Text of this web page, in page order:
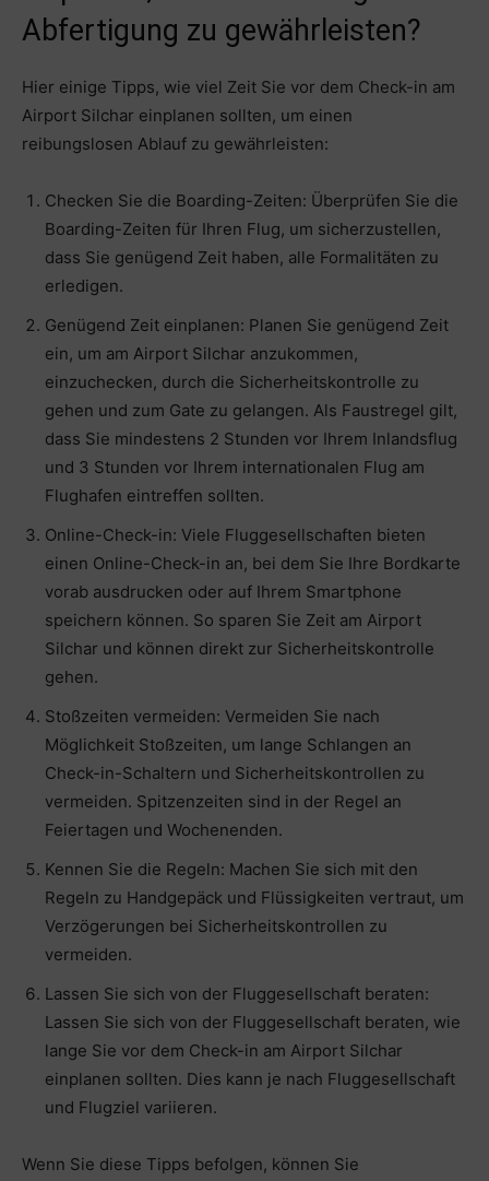
Abfertigung zu gewährleisten?
Hier einige Tipps, wie viel Zeit Sie vor dem Check-in am
Airport Silchar einplanen sollten, um einen
reibungslosen Ablauf zu gewährleisten:
Checken Sie die Boarding-Zeiten: Überprüfen Sie die
Boarding-Zeiten für Ihren Flug, um sicherzustellen,
dass Sie genügend Zeit haben, alle Formalitäten zu
erledigen.
Genügend Zeit einplanen: Planen Sie genügend Zeit
ein, um am Airport Silchar anzukommen,
einzuchecken, durch die Sicherheitskontrolle zu
gehen und zum Gate zu gelangen. Als Faustregel gilt,
dass Sie mindestens 2 Stunden vor Ihrem Inlandsflug
und 3 Stunden vor Ihrem internationalen Flug am
Flughafen eintreffen sollten.
Online-Check-in: Viele Fluggesellschaften bieten
einen Online-Check-in an, bei dem Sie Ihre Bordkarte
vorab ausdrucken oder auf Ihrem Smartphone
speichern können. So sparen Sie Zeit am Airport
Silchar und können direkt zur Sicherheitskontrolle
gehen.
Stoßzeiten vermeiden: Vermeiden Sie nach
Möglichkeit Stoßzeiten, um lange Schlangen an
Check-in-Schaltern und Sicherheitskontrollen zu
vermeiden. Spitzenzeiten sind in der Regel an
Feiertagen und Wochenenden.
Kennen Sie die Regeln: Machen Sie sich mit den
Regeln zu Handgepäck und Flüssigkeiten vertraut, um
Verzögerungen bei Sicherheitskontrollen zu
vermeiden.
Lassen Sie sich von der Fluggesellschaft beraten:
Lassen Sie sich von der Fluggesellschaft beraten, wie
lange Sie vor dem Check-in am Airport Silchar
einplanen sollten. Dies kann je nach Fluggesellschaft
und Flugziel variieren.
Wenn Sie diese Tipps befolgen, können Sie